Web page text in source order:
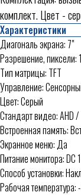
комплект. Цвет -
Характеристики
Диагональ экрана: 7"
Разрешение, пиксели:
Тип матрицы: TFT
Управление:
Цвет: Серый
Стандарт видео: AHD /
Встроенная память:
Экранное меню: Да
Питание монитора:
Способ установки:
Рабочая